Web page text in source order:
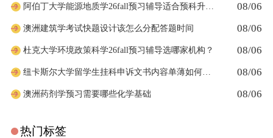
阿伯丁大学能源地质学26fall预习辅导适合预科升本科吗 08/06
澳洲建筑学考试快题设计该怎么分配答题时间 08/06
杜克大学环境政策科学26fall预习辅导选哪家机构？ 08/06
纽卡斯尔大学留学生挂科申诉文书内容单薄如何充实材料 08/06
澳洲药剂学预习需要哪些化学基础 08/06
热门标签